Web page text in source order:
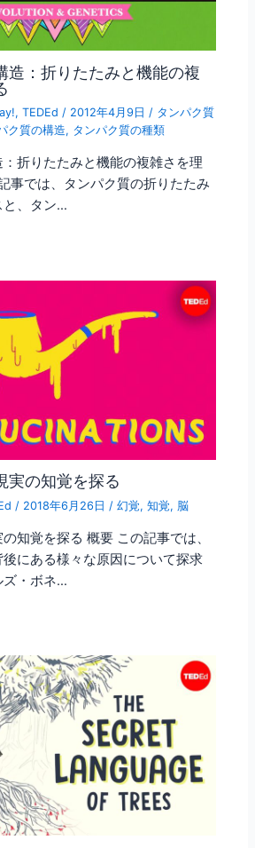
造：折りたたみと機能の複
,TEDEd / 2012年4月9日 / タンパク質
ク質の構造, タンパク質の種類
折りたたみと機能の複雑さを理
事では、タンパク質の折りたたみ
と、タン…
実の知覚を探る
/ 2018年6月26日 /幻覚,知覚, 脳
知覚を探る 概要 この記事では、
にある様々な原因について探求
ズ・ボネ…